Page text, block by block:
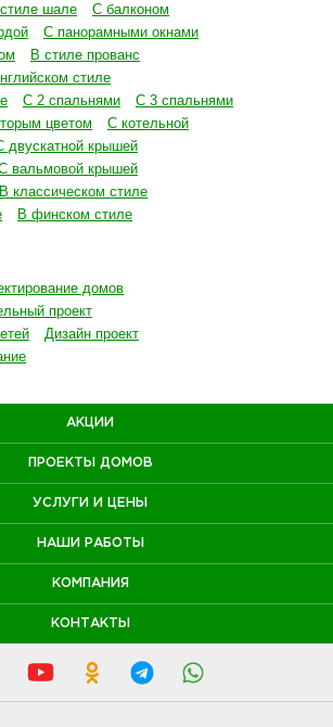
шале
С балконом
С панорамными окнами
В стиле прованс
стиле
С 2 спальнями
С 3 спальнями
цветом
С котельной
двускатной крышей
вальмовой крышей
В классическом стиле
В финском стиле
домов
проект
Дизайн проект
АКЦИИ
ПРОЕКТЫ ДОМОВ
УСЛУГИ И ЦЕНЫ
НАШИ РАБОТЫ
КОМПАНИЯ
КОНТАКТЫ